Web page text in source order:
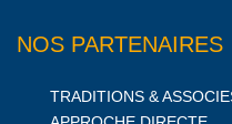
NOS PARTENAIRES
TRADITIONS &